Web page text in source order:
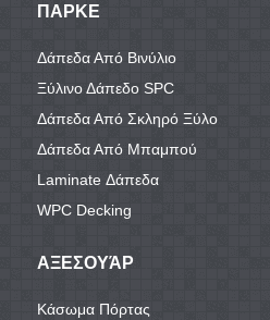
ΠΑΡΚΕ
Δάπεδα Από Βινύλιο
Ξύλινο Δάπεδο SPC
Δάπεδα Από Σκληρό Ξύλο
Δάπεδα Από Μπαμπού
Laminate Δάπεδα
WPC Decking
ΑΞΕΣΟΥΆΡ
Κάσωμα Πόρτας